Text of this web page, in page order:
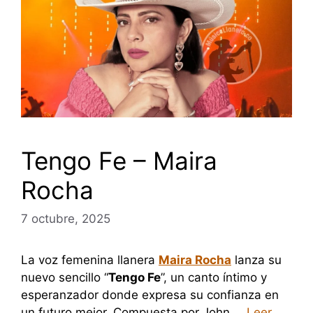
Tengo Fe – Maira
Rocha
7 octubre, 2025
La voz femenina llanera Maira Rocha lanza su
nuevo sencillo “Tengo Fe”, un canto íntimo y
esperanzador donde expresa su confianza en